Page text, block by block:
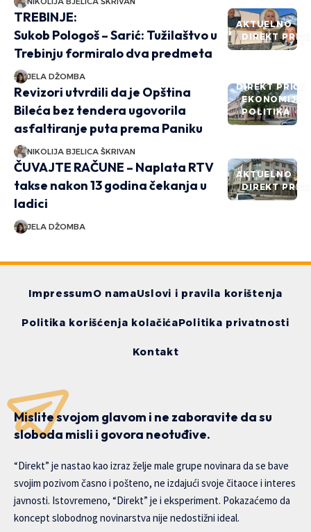
AKTUELNO
DIREKT PRIČE
TREBINJE:
Sukob Pologoš – Sarić: Tužilaštvo u
Trebinju formiralo dva predmeta
JELA DŽOMBA
DIREKT PRIČE
EKONOMIJA
POLITIKA
Revizori utvrdili da je Opština
Bileća bez tendera ugovorila
asfaltiranje puta prema Paniku
NIKOLIJA BJELICA ŠKRIVAN
AKTUELNO
DIREKT PRIČE
ČUVAJTE RAČUNE – Naplata RTV
takse nakon 13 godina čekanja u
ladici
JELA DŽOMBA
ImpressumO namaUslovi i pravila korištenja
Politika korišćenja kolačićaPolitika privatnosti
Kontakt
Mislite svojom glavom i ne zaboravite da su
sloboda misli i govora neotuđive.
“Direkt” je nastao kao izraz želje male grupe novinara da se bave
svojim pozivom časno i pošteno, ne izdajući svoje čitaoce i interes
javnosti. Istovremeno, “Direkt” je i eksperiment. Pokazaćemo da
koncept slobodnog novinarstva nije nedostižni ideal.